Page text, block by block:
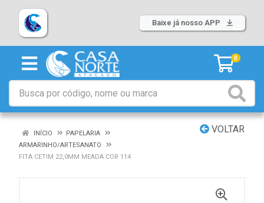
Baixe já nosso APP
0
VOLTAR
INÍCIO
PAPELARIA
ARMARINHO/ARTESANATO
FITA CETIM 22,0MM MEADA COR 114